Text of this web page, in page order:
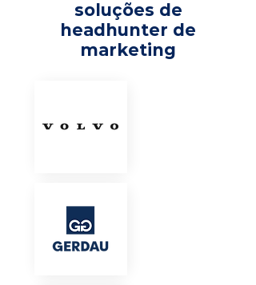
soluções de
headhunter de
marketing